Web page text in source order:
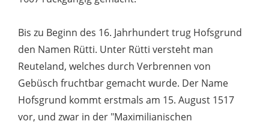
Bis zu Beginn des 16. Jahrhundert trug Hofsgrund
den Namen Rütti. Unter Rütti versteht man
Reuteland, welches durch Verbrennen von
Gebüsch fruchtbar gemacht wurde. Der Name
Hofsgrund kommt erstmals am 15. August 1517
vor, und zwar in der "Maximilianischen